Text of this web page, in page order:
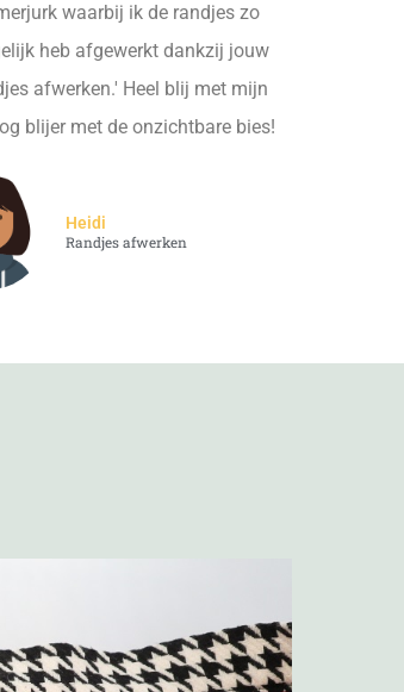
waarbij ik de randjes zo
heb afgewerkt dankzij jouw
afwerken.' Heel blij met mijn
blijer met de onzichtbare bies!
Heidi
Randjes afwerken